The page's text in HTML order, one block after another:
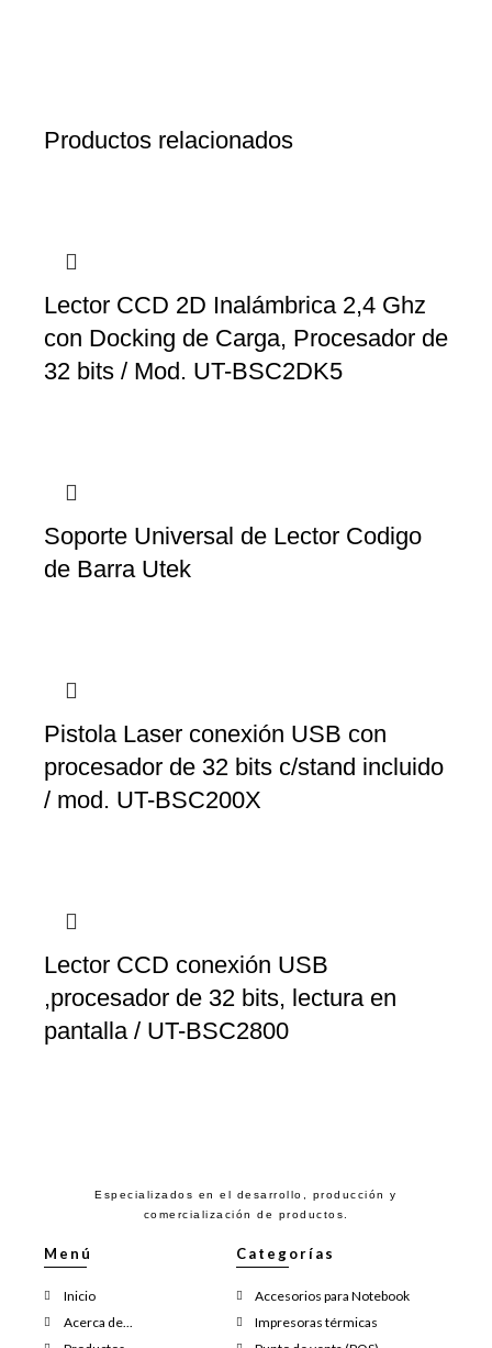
Productos relacionados
Lector CCD 2D Inalámbrica 2,4 Ghz
con Docking de Carga, Procesador de
32 bits / Mod. UT-BSC2DK5
Soporte Universal de Lector Codigo
de Barra Utek
Pistola Laser conexión USB con
procesador de 32 bits c/stand incluido
/ mod. UT-BSC200X
Lector CCD conexión USB
,procesador de 32 bits, lectura en
pantalla / UT-BSC2800
Especializados en el desarrollo, producción y
comercialización de productos.
Menú
Inicio
Acerca de...
Categorías
Accesorios para Notebook
Impresoras térmicas